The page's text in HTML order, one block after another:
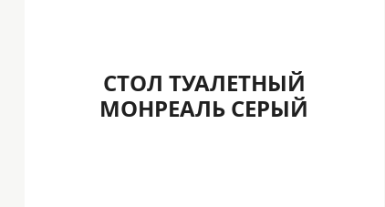
СТОЛ ТУАЛЕТНЫЙ
МОНРЕАЛЬ СЕРЫЙ